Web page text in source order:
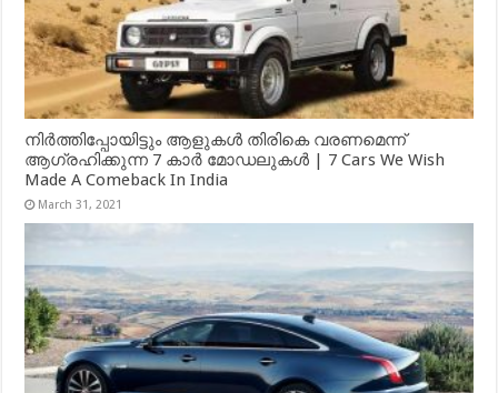
നിർത്തിപ്പോയിട്ടും ആളുകൾ തിരികെ വരണമെന്ന്
ആഗ്രഹിക്കുന്ന 7 കാർ മോഡലുകൾ | 7 Cars We Wish
Made A Comeback In India
March 31, 2021